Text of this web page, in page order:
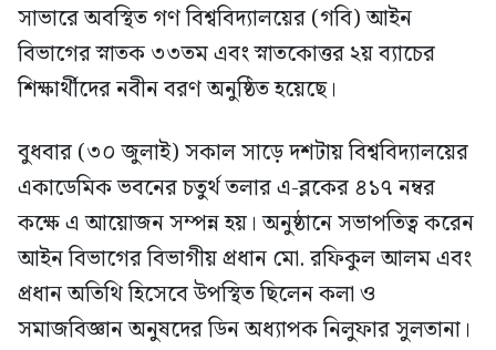
সাভারে অবস্থিত গণ বিশ্ববিদ্যালয়ের (গবি) আইন
বিভাগের স্নাতক ৩৩তম এবং স্নাতকোত্তর ২য় ব্যাচের
শিক্ষার্থীদের নবীন বরণ অনুষ্ঠিত হয়েছে।
বুধবার (৩০ জুলাই) সকাল সাড়ে দশটায় বিশ্ববিদ্যালয়ের
একাডেমিক ভবনের চতুর্থ তলার এ-ব্লকের ৪১৭ নম্বর
কক্ষে এ আয়োজন সম্পন্ন হয়। অনুষ্ঠানে সভাপতিত্ব করেন
আইন বিভাগের বিভাগীয় প্রধান মো. রফিকুল আলম এবং
প্রধান অতিথি হিসেবে উপস্থিত ছিলেন কলা ও
সমাজবিজ্ঞান অনুষদের ডিন অধ্যাপক নিলুফার সুলতানা।